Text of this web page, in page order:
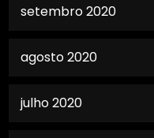
setembro 2020
agosto 2020
julho 2020